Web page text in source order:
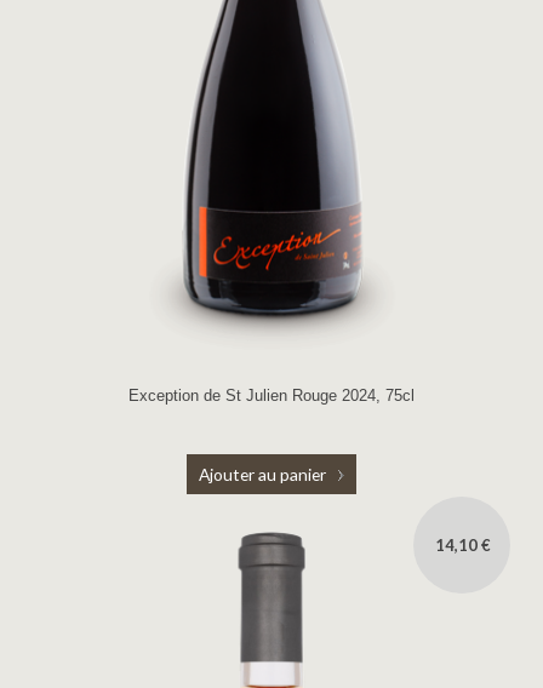
Exception de St Julien Rouge 2024, 75cl
Ajouter au panier
14,10 €